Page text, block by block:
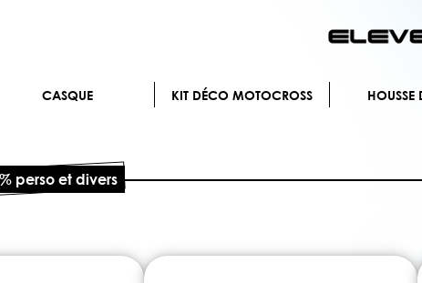
CASQUE KIT DÉCO MOTOCROSS HOUSSE
perso et divers